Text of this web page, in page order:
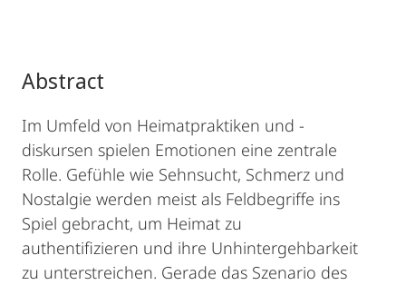
Abstract
Im Umfeld von Heimatpraktiken und -
diskursen spielen Emotionen eine zentrale
Rolle. Gefühle wie Sehnsucht, Schmerz und
Nostalgie werden meist als Feldbegriffe ins
Spiel gebracht, um Heimat zu
authentifizieren und ihre Unhintergehbarkeit
zu unterstreichen. Gerade das Szenario des